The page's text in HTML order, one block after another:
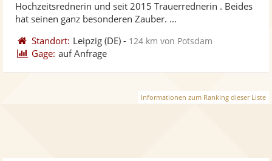
Hochzeitsrednerin und seit 2015 Trauerrednerin . Beides
hat seinen ganz besonderen Zauber. ...
Standort: Leipzig (DE) - 124 km von Potsdam
Gage: auf Anfrage
Informationen zum Ranking dieser Liste